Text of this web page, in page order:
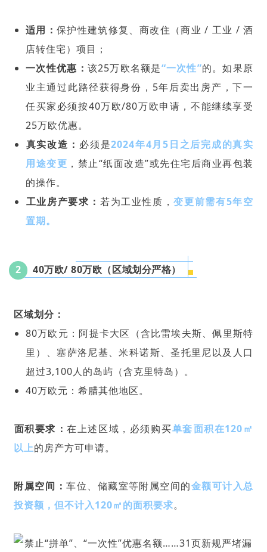
适用：保护性建筑修复、商改住（商业 / 工业 / 酒
店转住宅）项目；
一次性优惠‌： 该25万欧名额是“一次性”的。如果原
业主通过此路径获得身份，5年后卖出房产，下一
任买家必须按40万欧/80万欧申请，不能继续享受
25万欧优惠。
‌真实改造‌： 必须是2024年4月5日之后完成的真实
用途变更 ，禁止“纸面改造”或先住宅后商业再包装
的操作。
工业房产要求‌： 若为工业性质，变更前需有5年空
置期。
2 40万欧/ 80万欧（区域划分严格）‌
区域划分‌：
‌80万欧元‌： 阿提卡大区 （含比雷埃夫斯、佩里斯特
里）、塞萨洛尼基、米科诺斯、圣托里尼以及人口
超过3,100人的岛屿（含克里特岛）。
‌40万欧元‌：希腊其他地区。
‌面积要求‌：在上述区域，必须购买‌单套‌面积在‌120㎡
以上‌的房产方可申请。
‌附属空间‌：车位、储藏室等附属空间的金额可计入总
投资额，但‌不计入‌120㎡的面积要求。